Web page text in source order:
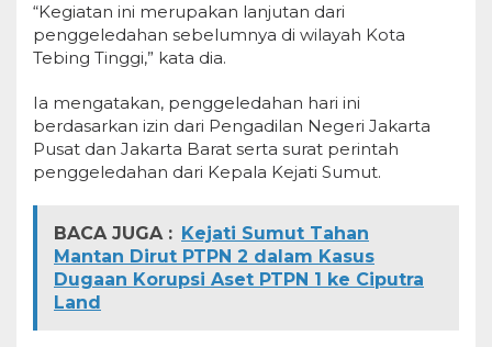
“Kegiatan ini merupakan lanjutan dari
penggeledahan sebelumnya di wilayah Kota
Tebing Tinggi,” kata dia.
Ia mengatakan, penggeledahan hari ini
berdasarkan izin dari Pengadilan Negeri Jakarta
Pusat dan Jakarta Barat serta surat perintah
penggeledahan dari Kepala Kejati Sumut.
BACA JUGA : Kejati Sumut Tahan
Mantan Dirut PTPN 2 dalam Kasus
Dugaan Korupsi Aset PTPN 1 ke Ciputra
Land